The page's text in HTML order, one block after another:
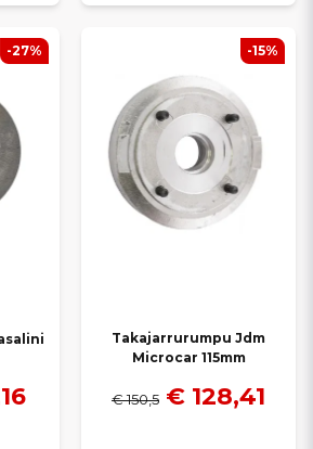
-27%
Takajarrurumpu Jdm
Microcar 115mm
€ 150,5 € 128,41
-15%